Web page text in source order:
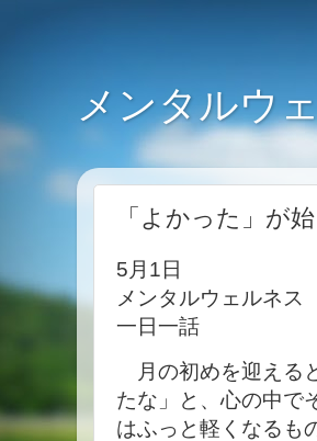
メンタルウ
「よかった」が
5月1日
メンタルウェルネス
一日一話
月の初めを迎える
たな」と、心の中
はふっと軽くなるも